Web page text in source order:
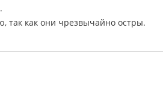
так как они чрезвычайно остры.